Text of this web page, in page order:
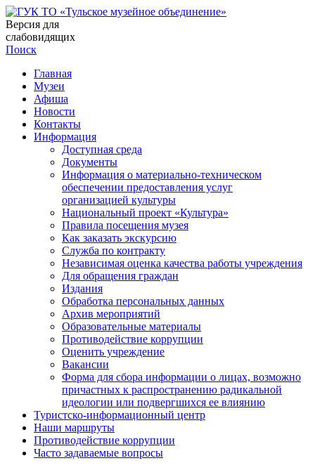
Версия для
слабовидящих
Поиск
Главная
Музеи
Афиша
Новости
Контакты
Информация
Доступная среда
Документы
Информация о материально-техническом
обеспечении предоставления услуг
организацией культуры
Национальный проект «Культура»
Правила посещения музея
Как заказать экскурсию
Служба по контракту
Независимая оценка качества работы учреждения
Для обращения граждан
Издания
Обработка персональных данных
Архив мероприятий
Образовательные материалы
Противодействие коррупции
Оценить учреждение
Вакансии
Форма для сбора информации о лицах, возможно
причастных к распространению радикальной
идеологии или подвергшихся ее влиянию
Туристско-информационный центр
Наши маршруты
Противодействие коррупции
Часто задаваемые вопросы